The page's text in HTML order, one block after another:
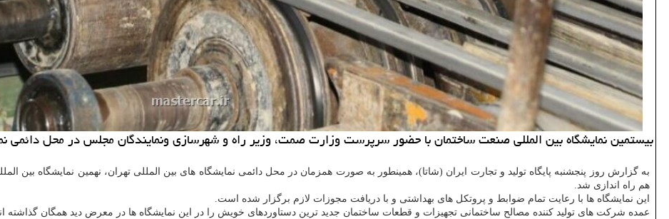
بیستمین نمایشگاه بین المللی صنعت ساختمان با حضور سرپرست وزارت صمت، وزیر راه و شهرسازی ونمایندگان مجلس در محل دائمی
به گزارش روز پنجشنبه پایگاه تولید و تجارت ایران (شاتا)، همینطور به صورت همزمان در محل دائمی نمایشگاه های بین المللی تهران، نهمین نمایشگاه بین
هم راه اندازی شد.
این نمایشگاه ها با رعایت تمام ضوابط و پروتکل های بهداشتی و با دریافت مجوزات لازم برگزار شده است.
عمده شرکت های تولید کننده مصالح ساختمانی تجهیزات و قطعات ساختمان جدید ترین دستاوردهای خویش را در این نمایشگاه ها در معرض دید همگان گذاشته